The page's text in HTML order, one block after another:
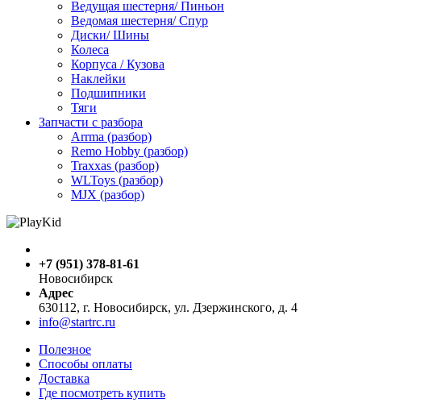
Ведущая шестерня/ Пиньон
Ведомая шестерня/ Спур
Диски/ Шины
Колеса
Корпуса / Кузова
Наклейки
Подшипники
Тяги
Запчасти с разбора
Arrma (разбор)
Remo Hobby (разбор)
Traxxas (разбор)
WLToys (разбор)
MJX (разбор)
+7 (951) 378-81-61
Новосибирск
Адрес
630112, г. Новосибирск, ул. Дзержинского, д. 4
info@startrc.ru
Полезное
Способы оплаты
Доставка
Где посмотреть купить